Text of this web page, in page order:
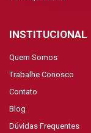
INSTITUCIONAL
Quem Somos
Trabalhe Conosco
Contato
Blog
Dúvidas Frequentes